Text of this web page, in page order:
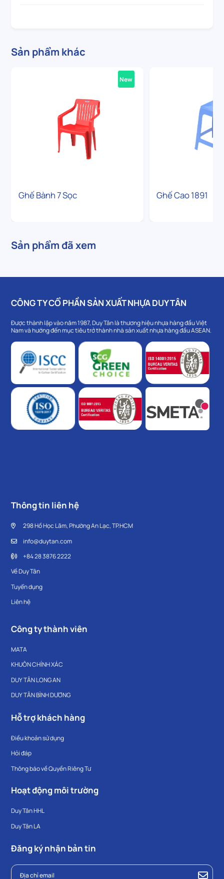
Sản phẩm khác
Ghế Bành 7 Sọc
New
Ghế Cao 1891
Sản phẩm đã xem
CÔNG TY CỔ PHẦN SẢN XUẤT NHỰA DUY TÂN
Được thành lập vào năm 1987, Duy Tân là thương hiệu nhựa hàng đầu Việt
Nam và hướng đến mục tiêu trở thành nhà sản xuất nhựa hàng đầu ASEAN.
Thông tin liên hệ
298 Hồ Học Lãm, Phường An Lạc, TP.HCM
info@duytan.com
+84 28 3876 2222
Về Duy Tân
Tuyển dụng
Liên hệ
Công ty thành viên
MATA
KHUÔN CHÍNH XÁC
DUY TÂN LONG AN
DUY TÂN BÌNH DƯƠNG
Hỗ trợ khách hàng
Điều khoản sử dụng
Hỏi đáp
Thông báo về Quyền Riêng Tư
Hoạt động môi trường
Duy Tân HHL
Duy Tân LA
Đăng ký nhận bản tin